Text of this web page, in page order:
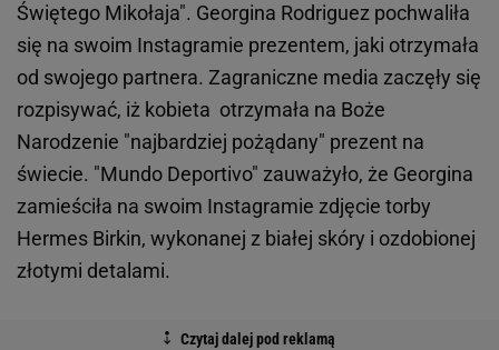
Świętego Mikołaja". Georgina Rodriguez pochwaliła
się na swoim Instagramie prezentem, jaki otrzymała
od swojego partnera. Zagraniczne media zaczęły się
rozpisywać, iż kobieta otrzymała na Boże
Narodzenie "najbardziej pożądany" prezent na
świecie. "Mundo Deportivo" zauważyło, że Georgina
zamieściła na swoim Instagramie zdjęcie torby
Hermes Birkin, wykonanej z białej skóry i ozdobionej
złotymi detalami.